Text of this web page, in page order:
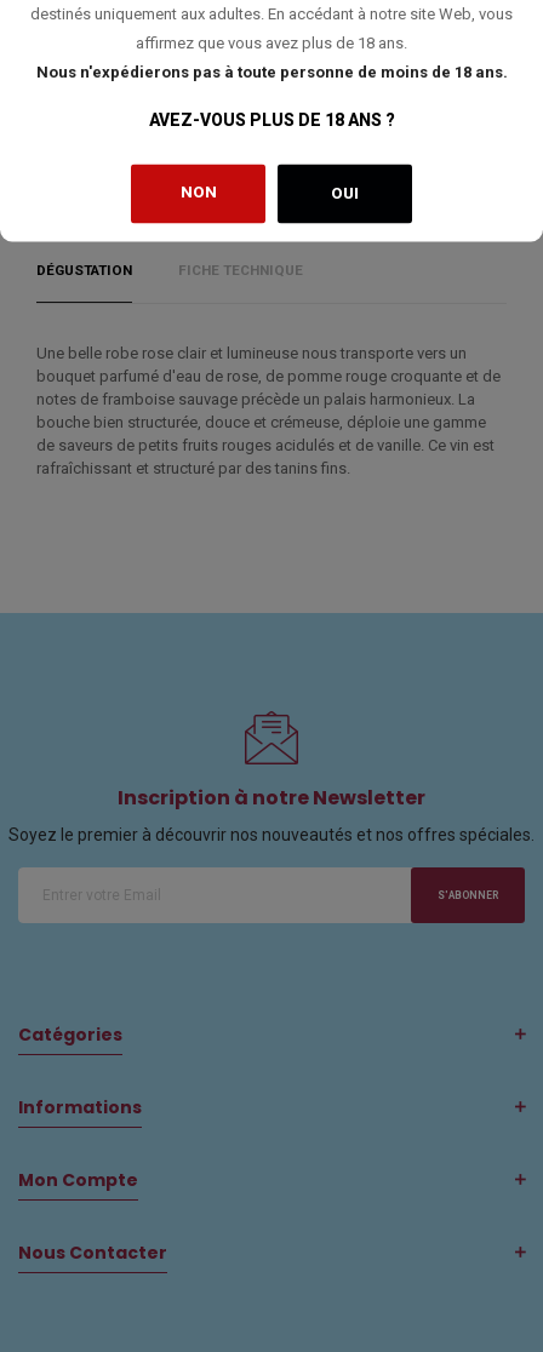
destinés uniquement aux adultes. En accédant à notre site Web, vous
affirmez que vous avez plus de 18 ans.
Nous n'expédierons pas à toute personne de moins de 18 ans.
AVEZ-VOUS PLUS DE 18 ANS ?
NON OUI
DÉGUSTATION FICHE TECHNIQUE
Une belle robe rose clair et lumineuse nous transporte vers un
bouquet parfumé d'eau de rose, de pomme rouge croquante et de
notes de framboise sauvage précède un palais harmonieux. La
bouche bien structurée, douce et crémeuse, déploie une gamme
de saveurs de petits fruits rouges acidulés et de vanille. Ce vin est
rafraîchissant et structuré par des tanins fins.
Inscription à notre Newsletter
Soyez le premier à découvrir nos nouveautés et nos offres spéciales.
S'ABONNER
Catégories
Informations
Mon Compte
Nous Contacter